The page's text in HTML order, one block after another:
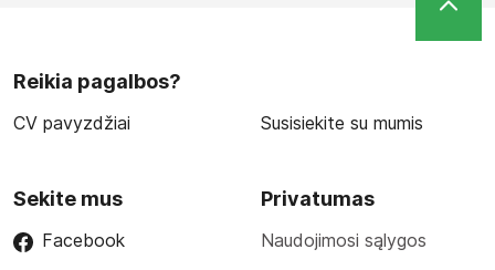
Reikia pagalbos?
CV pavyzdžiai Susisiekite su mumis
Sekite mus
Facebook
Privatumas
Naudojimosi sąlygos